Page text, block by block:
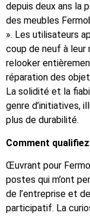
depuis deux ans la
des meubles
». Les utilisateurs
coup de neuf à leur
relooker
réparation des
La solidité et la
genre d’initiatives,
plus de durabilité.
Comment
Œuvrant pour
postes qui m’ont
de l’entreprise et
participatif. La